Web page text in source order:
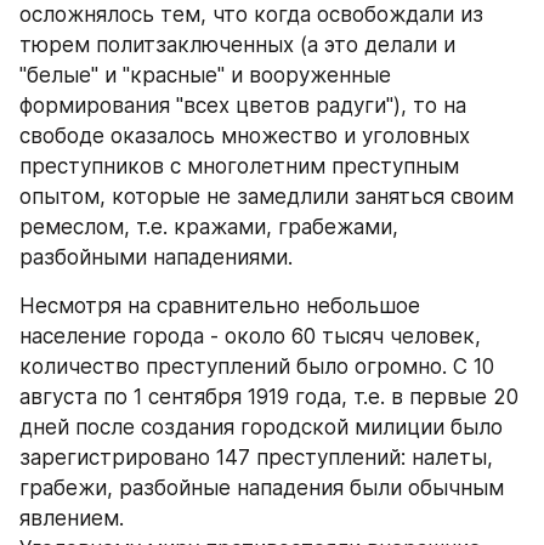
осложнялось тем, что когда освобождали из
тюрем политзаключенных (а это делали и
"белые" и "красные" и вооруженные
формирования "всех цветов радуги"), то на
свободе оказалось множество и уголовных
преступников с многолетним преступным
опытом, которые не замедлили заняться своим
ремеслом, т.е. кражами, грабежами,
разбойными нападениями.
Несмотря на сравнительно небольшое
население города - около 60 тысяч человек,
количество преступлений было огромно. С 10
августа по 1 сентября 1919 года, т.е. в первые 20
дней после создания городской милиции было
зарегистрировано 147 преступлений: налеты,
грабежи, разбойные нападения были обычным
явлением.